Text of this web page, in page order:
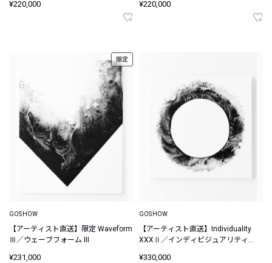
¥220,000 ¥220,000
限定
GOSHOW
【アーティスト直送】限定 Waveform
Ⅲ／ウェーブフォーム III
¥231,000
GOSHOW
【アーティスト直送】Individuality
XXXⅡ／インディビジュアリティ
¥330,000